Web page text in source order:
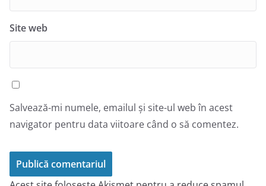
Site web
Salvează-mi numele, emailul și site-ul web în acest
navigator pentru data viitoare când o să comentez.